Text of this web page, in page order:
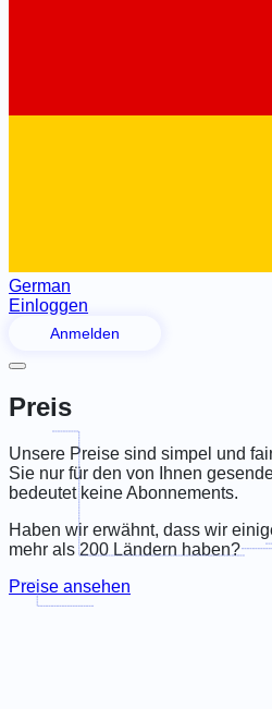
German
Einloggen
Anmelden
Preis
Unsere Preise sind simpel und
Sie nur für den von Ihnen
bedeutet keine Abonnements.
Haben wir erwähnt, dass wir
mehr als 200 Ländern haben?
Preise ansehen